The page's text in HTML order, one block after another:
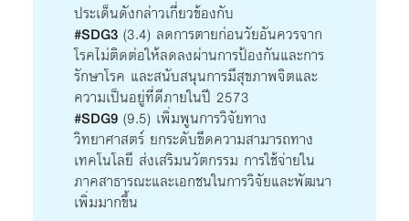
ประเด็นดังกล่าวเกี่ยวข้องกับ
#SDG3(3.4) ลดการตายก่อนวัยอันควรจาก
โรคไม่ติดต่อให้ลดลงผ่านการป้องกันและการ
รักษาโรค และสนับสนุนการมีสุขภาพจิตและ
ความเป็นอยู่ที่ดีภายในปี 2573
#SDG9(9.5) เพิ่มพูนการวิจัยทาง
วิทยาศาสตร์ ยกระดับขีดความสามารถทาง
เทคโนโลยี ส่งเสริมนวัตกรรม การใช้จ่ายใน
ภาคสาธารณะและเอกชนในการวิจัยและพัฒนา
เพิ่มมากขึ้น